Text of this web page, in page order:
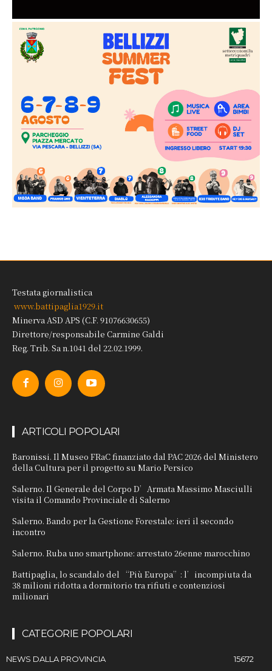
Testata giornalistica
www.battipaglia1929.it
Minerva ASD APS (C.F. 91076630655)
Direttore/responsabile Carmine Galdi
Reg. Trib. Sa n.1041 del 22.02.1999.
ARTICOLI POPOLARI
Baronissi. Il Museo FRaC finanziato dal PAC 2026 del Ministero
della Cultura per il progetto su Mario Persico
Salerno. Il Generale del Corpo D’Armata Massimo Masciulli
visita il Comando Provinciale di Salerno
Salerno. Bando per la Gestione Forestale: ieri il secondo
incontro
Salerno. Ruba uno smartphone: arrestato 26enne marocchino
Battipaglia, lo scandalo del “Più Europa”: l’incompiuta da
38 milioni ridotta a dormitorio tra rifiuti e contenziosi
milionari
CATEGORIE POPOLARI
NEWS DALLA PROVINCIA 15672